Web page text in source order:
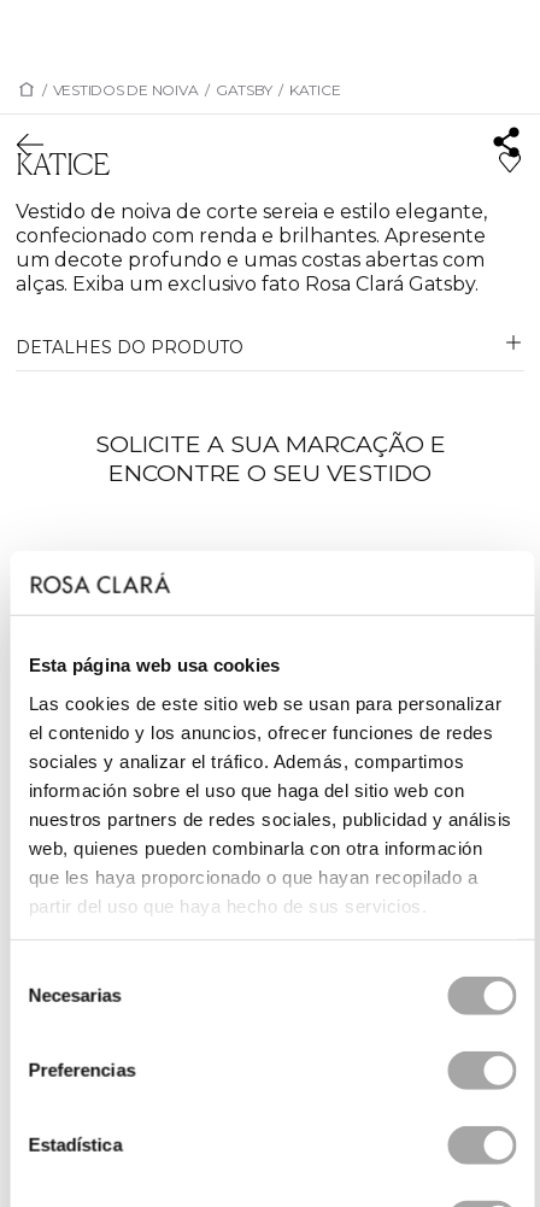
Esta página web usa cookies
Las cookies de este sitio web se usan para personalizar
el contenido y los anuncios, ofrecer funciones de redes
sociales y analizar el tráfico. Además, compartimos
información sobre el uso que haga del sitio web con
nuestros partners de redes sociales, publicidad y análisis
web, quienes pueden combinarla con otra información
que les haya proporcionado o que hayan recopilado a
partir del uso que haya hecho de sus servicios.
Necesarias
Preferencias
Estadística
/ VESTIDOS DE NOIVA / GATSBY / KATICE
KATICE
Vestido de noiva de corte sereia e estilo elegante,
confecionado com renda e brilhantes. Apresente
um decote profundo e umas costas abertas com
alças. Exiba um exclusivo fato Rosa Clará Gatsby.
DETALHES DO PRODUTO
SOLICITE A SUA MARCAÇÃO E
ENCONTRE O SEU VESTIDO